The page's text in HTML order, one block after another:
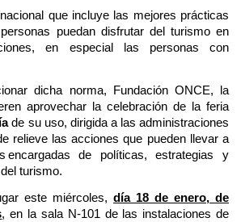
que incluye las mejores prácticas
puedan disfrutar del turismo en
en especial las personas con
dicha norma, Fundación ONCE, la
aprovechar la celebración de la feria
de su uso, dirigida a las administraciones
relieve las acciones que pueden llevar a
encargadas de políticas, estrategias y
turismo.
este miércoles, día 18 de enero, de
, en la sala N-101 de las instalaciones de